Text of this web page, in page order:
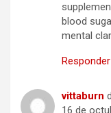
blood
mental
Responder
vittaburn
16 de